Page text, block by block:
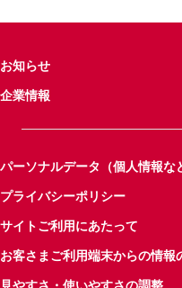
お知らせ
企業情報
パーソナルデータ（個人情報な
プライバシーポリシー
サイトご利用にあたって
お客さまご利用端末からの情報